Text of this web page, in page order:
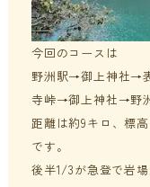
今回のコースは
野洲駅→御上神社→
寺峠→御上神社→野
距離は約9キロ、標
です。
後半1/3が急登で岩